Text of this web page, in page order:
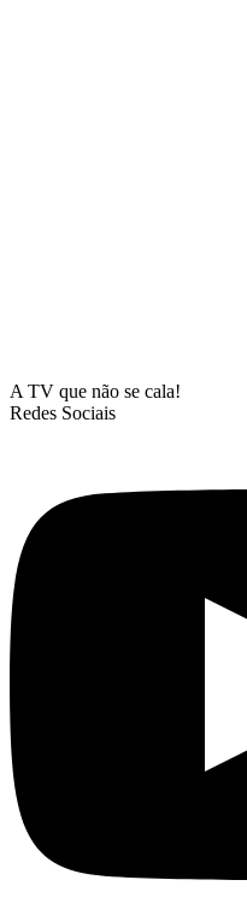
A TV que não se cala!
Redes Sociais